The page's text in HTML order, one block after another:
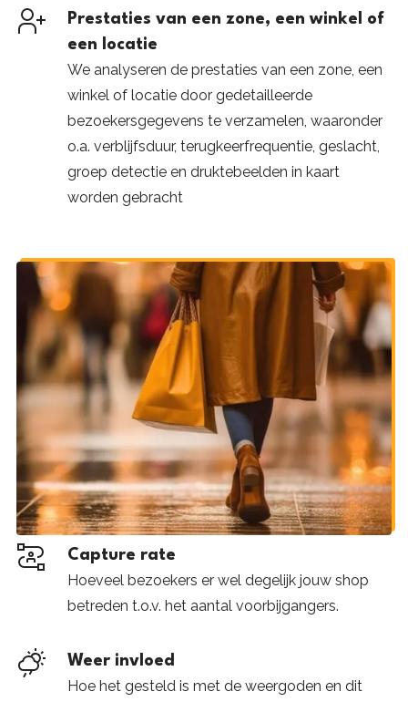
Prestaties van een zone, een winkel of
een locatie
We analyseren de prestaties van een zone, een
winkel of locatie door gedetailleerde
bezoekersgegevens te verzamelen, waaronder
o.a. verblijfsduur, terugkeerfrequentie, geslacht,
groep detectie en druktebeelden in kaart
worden gebracht
Capture rate
Hoeveel bezoekers er wel degelijk jouw shop
betreden t.o.v. het aantal voorbijgangers.
Weer invloed
Hoe het gesteld is met de weergoden en dit